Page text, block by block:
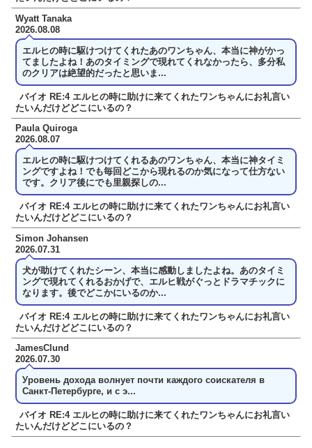
Wyatt Tanaka
2026.08.08
エルヒの時に駆けつけてくれたあのワンちゃん、本当に神がかっ
てましたよね！あのタイミングで現れてくれなかったら、多分私
のクリアは絶望的だったと思いま...
バイオ RE:4 エルヒの時に助けに来てくれたワンちゃんにお礼言い
たいんだけどどこにいるの？
Paula Quiroga
2026.08.07
エルヒの時に駆けつけてくれるあのワンちゃん、本当に神タイミ
ングですよね！でも毎回どこから現れるのか気になって仕方ない
です。クリア後にでも里親探しの...
バイオ RE:4 エルヒの時に助けに来てくれたワンちゃんにお礼言い
たいんだけどどこにいるの？
Simon Johansen
2026.07.31
犬が助けてくれたシーン、本当に感動しましたよね。あのタイミ
ングで現れてくれるおかげで、エルヒ戦がぐっとドラマチックに
なります。後でどこかにいるのか...
バイオ RE:4 エルヒの時に助けに来てくれたワンちゃんにお礼言い
たいんだけどどこにいるの？
JamesClund
2026.07.30
Уровень дохода волнует почти каждого соискателя в
Санкт-Петербурге, и с э...
バイオ RE:4 エルヒの時に助けに来てくれたワンちゃんにお礼言い
たいんだけどどこにいるの？